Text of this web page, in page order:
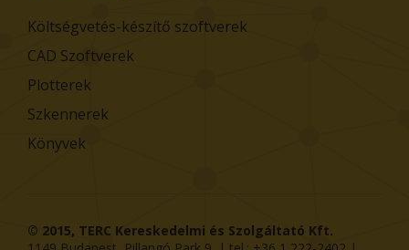
Költségvetés-készítő szoftverek
CAD Szoftverek
Plotterek
Szkennerek
Könyvek
© 2015, TERC Kereskedelmi és Szolgáltató Kft.